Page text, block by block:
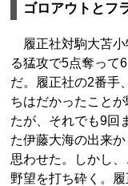
ゴロアウトとフ
履正社対駒大苫小
る猛攻で5点奪って
だ。履正社の2番手
ちはだかったこと
たが、それでも9回
た伊藤大海の出来
思わせた。しかし
野望を打ち砕く。